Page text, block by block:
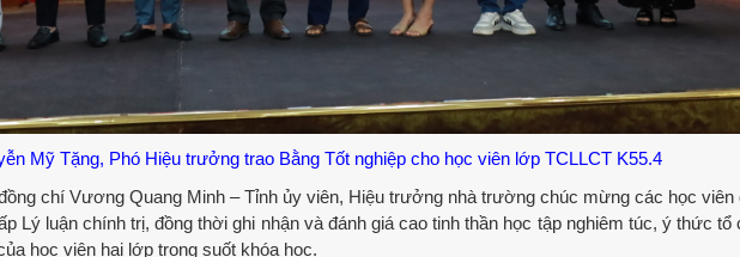
Mỹ Tặng, Phó Hiệu trưởng trao Bằng Tốt nghiệp cho học viên lớp TCLLCT K55.4
chí Vương Quang Minh – Tỉnh ủy viên, Hiệu trưởng nhà trường chúc mừng các học viên
Lý luận chính trị, đồng thời ghi nhận và đánh giá cao tinh thần học tập nghiêm túc, ý thức
học viên hai lớp trong suốt khóa học.